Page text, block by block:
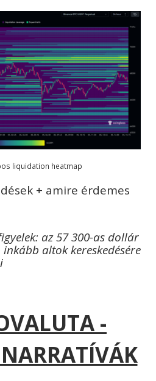
liquidation heatmap
+ amire érdemes
az 57 300-as dollár
altok kereskedésére
-